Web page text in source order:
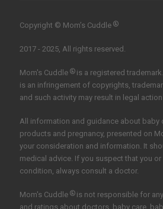
Copyright © Mom’s Cuddle ®
2017 - 2025, All rights reserved.
Mom's Cuddle ®is a registered
is an infringement of copyrights,
and such activity may result in legal
All information and guidance about baby
products and pregnancy, presented on
your consideration and information. It
medical advice. If you suspect that you or
condition, always consult a doctor.
Mom's Cuddle ®is not responsible for
and ratings about doctors, baby care,